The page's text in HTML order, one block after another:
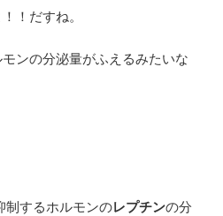
！だすね。
モンの分泌量がふえるみたいな
するホルモンのレプチンの分